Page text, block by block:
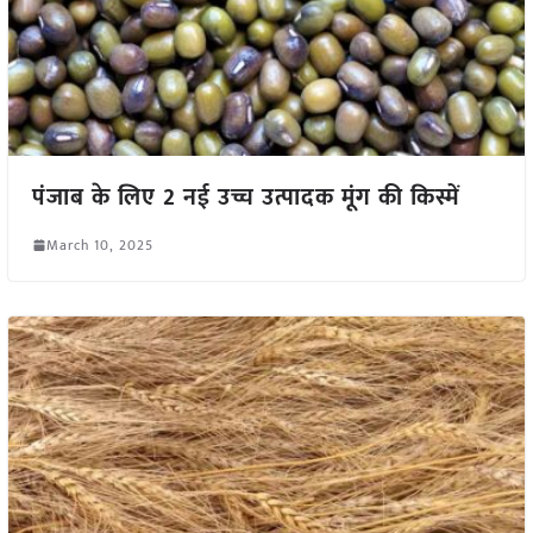
पंजाब के लिए 2 नई उच्च उत्पादक मूंग की किस्में
March 10, 2025